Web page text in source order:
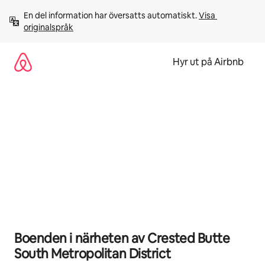
innehåll
En del information har översatts automatiskt. Visa
originalspråk
Hyr ut på Airbnb
Boenden i närheten av Crested Butte
South Metropolitan District